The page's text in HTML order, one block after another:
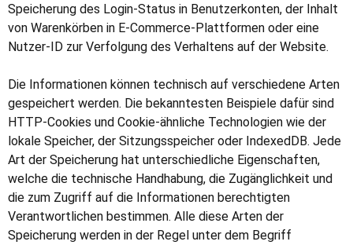
Speicherung des Login-Status in Benutzerkonten, der Inhalt
von Warenkörben in E-Commerce-Plattformen oder eine
Nutzer-ID zur Verfolgung des Verhaltens auf der Website.
Die Informationen können technisch auf verschiedene Arten
gespeichert werden. Die bekanntesten Beispiele dafür sind
HTTP-Cookies und Cookie-ähnliche Technologien wie der
lokale Speicher, der Sitzungsspeicher oder IndexedDB. Jede
Art der Speicherung hat unterschiedliche Eigenschaften,
welche die technische Handhabung, die Zugänglichkeit und
die zum Zugriff auf die Informationen berechtigten
Verantwortlichen bestimmen. Alle diese Arten der
Speicherung werden in der Regel unter dem Begriff